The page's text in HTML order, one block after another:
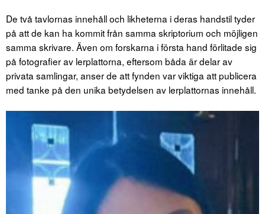
De två tavlornas innehåll och likheterna i deras handstil tyder
på att de kan ha kommit från samma skriptorium och möjligen
samma skrivare. Även om forskarna i första hand förlitade sig
på fotografier av lerplattorna, eftersom båda är delar av
privata samlingar, anser de att fynden var viktiga att publicera
med tanke på den unika betydelsen av lerplattornas innehåll.